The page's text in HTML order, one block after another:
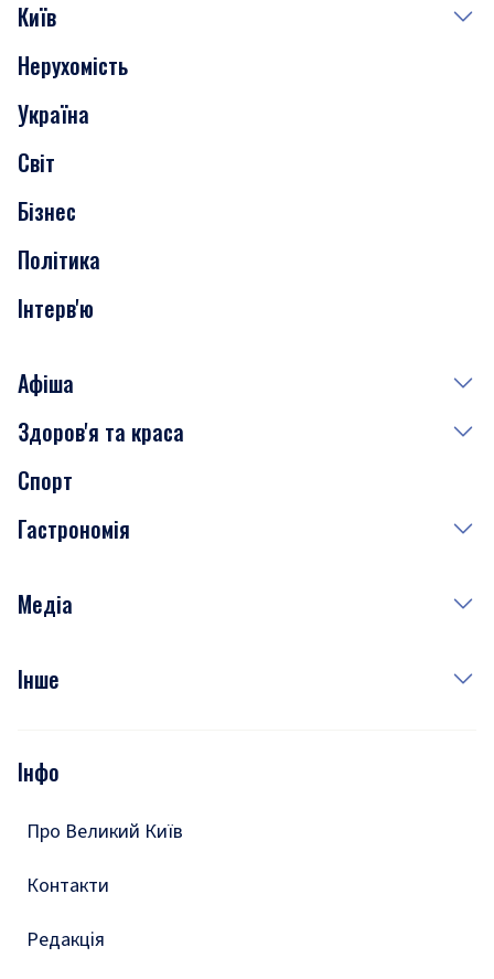
Київ
Події
Скандали
Нерухомість
Транспорт
Нерухомість
Україна
Світ
Бізнес
Політика
Інтерв'ю
Афіша
Сьогодні
Завтра
Субота
Здоров'я та краса
Медицина
Краса
Спорт
Гастрономія
Рецепти
Медіа
Фото
Подкасти
Інше
Тести
Інфо
Про Великий Київ
Контакти
Редакція